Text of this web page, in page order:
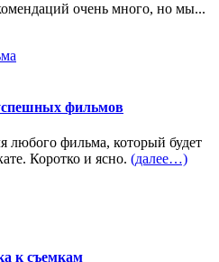
очень много, но мы...
фильмов
любого фильма, который будет
Коротко и ясно. (далее…)
к съемкам